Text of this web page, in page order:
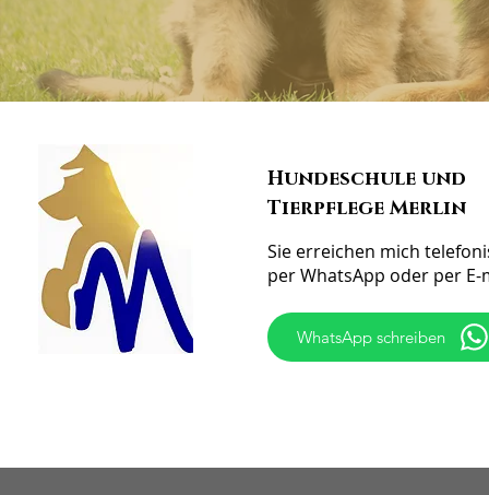
Hundeschule und
Tierpflege Merlin
Sie erreichen mich
per WhatsApp oder per E-
WhatsApp schreiben